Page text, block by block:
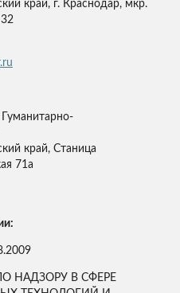
край, г. Краснодар, мкр.
32
край, Станица
71а
НАДЗОРУ В СФЕРЕ